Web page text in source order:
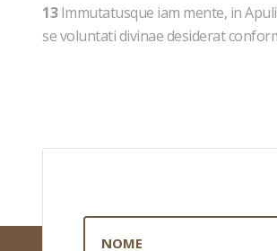
13Immutatusque iam mente, in
se voluntati divinae desiderat